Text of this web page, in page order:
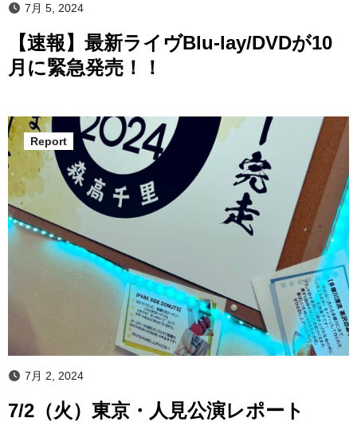
7月 5, 2024
【速報】最新ライヴBlu-lay/DVDが10
月に緊急発売！！
Report
7月 2, 2024
7/2（火）東京・人見公演レポート